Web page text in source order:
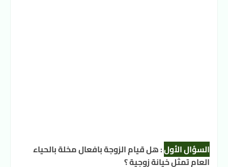
السؤال الأول:هل قيام الزوجة بافعال مخلة بالحياء
العام تمثل خيانة زوجية ؟